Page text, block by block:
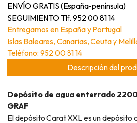
ENVÍO GRATIS (España-península)
SEGUIMIENTO Tlf. 952 00 81 14
Entregamos en España y Portugal
Islas Baleares, Canarias, Ceuta y
Teléfono: 952 00 81 14
Descripción del
Depósito de agua enterrado
GRAF
El depósito Carat XXL es un depósito